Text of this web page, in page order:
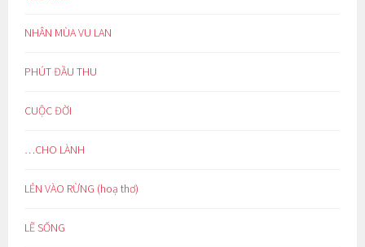
NHÂN MÙA VU LAN
PHÚT ĐẦU THU
CUỘC ĐỜI
…CHO LÀNH
LẺN VÀO RỪNG (hoạ thơ)
LẼ SỐNG